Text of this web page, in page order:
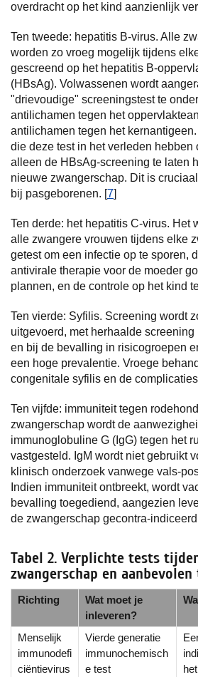
overdracht op het kind aanzienlijk
Ten tweede: hepatitis B-virus. Alle
worden zo vroeg mogelijk tijdens
gescreend op het hepatitis B-
(HBsAg). Volwassenen wordt
"drievoudige" screeningstest te
antilichamen tegen het
antilichamen tegen het
die deze test in het verleden hebben
alleen de HBsAg-screening te laten
nieuwe zwangerschap. Dit is
bij pasgeborenen. [7]
Ten derde: het hepatitis C-virus. Het
alle zwangere vrouwen tijdens elke
getest om een infectie op te sporen,
antivirale therapie voor de moeder
plannen, en de controle op het kind
Ten vierde: Syfilis. Screening wordt
uitgevoerd, met herhaalde
en bij de bevalling in risicogroepen
een hoge prevalentie. Vroege
congenitale syfilis en de
Ten vijfde: immuniteit tegen
zwangerschap wordt de
immunoglobuline G (IgG) tegen het
vastgesteld. IgM wordt niet gebruikt
klinisch onderzoek vanwege vals-
Indien immuniteit ontbreekt, wordt
bevalling toegediend, aangezien
de zwangerschap gecontra-
Tabel 2. Verplichte tests
zwangerschap en
Richting
Wat moet je
inleveren?
Menselijk
immunodefi
ciëntievirus
Vierde generatie
immunochemisch
e test